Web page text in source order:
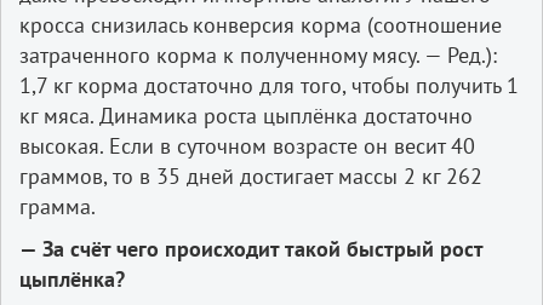
кросса снизилась конверсия корма (соотношение
затраченного корма к полученному мясу. — Ред.):
1,7 кг корма достаточно для того, чтобы получить 1
кг мяса. Динамика роста цыплёнка достаточно
высокая. Если в суточном возрасте он весит 40
граммов, то в 35 дней достигает массы 2 кг 262
грамма.
— За счёт чего происходит такой быстрый рост
цыплёнка?